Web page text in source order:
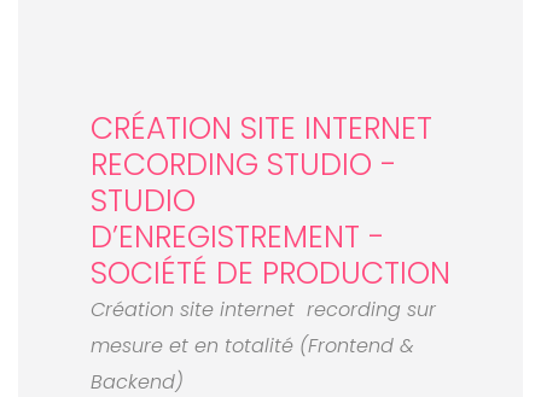
CRÉATION SITE INTERNET
RECORDING STUDIO -
STUDIO
D’ENREGISTREMENT -
SOCIÉTÉ DE PRODUCTION
Création site internet recording sur
mesure et en totalité (Frontend &
Backend)